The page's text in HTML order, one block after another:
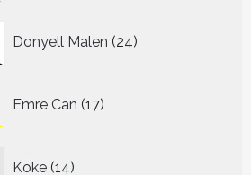
Donyell Malen 24
producten
Emre Can 17
producten
Koke 14